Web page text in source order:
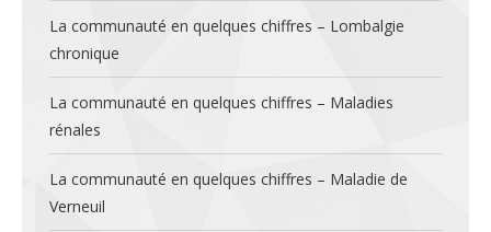
La communauté en quelques chiffres – Lombalgie
chronique
La communauté en quelques chiffres – Maladies
rénales
La communauté en quelques chiffres – Maladie de
Verneuil